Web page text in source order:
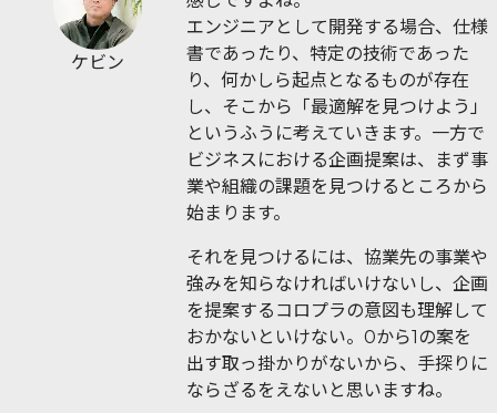
ケビン
エンジニアとして開発する場合、仕様
書であったり、特定の技術であった
り、何かしら起点となるものが存在
し、そこから「最適解を見つけよう」
というふうに考えていきます。一方で
ビジネスにおける企画提案は、まず事
業や組織の課題を見つけるところから
始まります。
それを見つけるには、協業先の事業や
強みを知らなければいけないし、企画
を提案するコロプラの意図も理解して
おかないといけない。0から1の案を
出す取っ掛かりがないから、手探りに
ならざるをえないと思いますね。